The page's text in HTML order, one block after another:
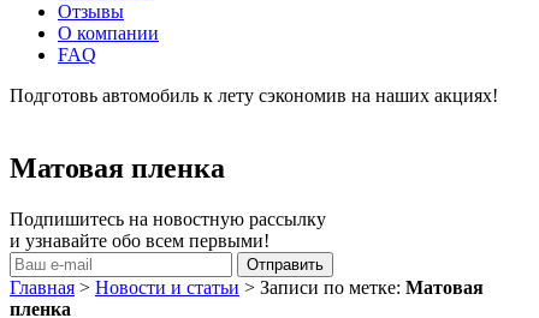
Отзывы
О компании
FAQ
Подготовь автомобиль к лету сэкономив на наших акциях!
Матовая пленка
Подпишитесь на новостную рассылку
и узнавайте обо всем первыми!
Главная > Новости и статьи > Записи по метке: Матовая
пленка